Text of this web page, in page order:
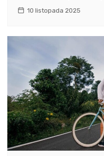
10 listopada 2025